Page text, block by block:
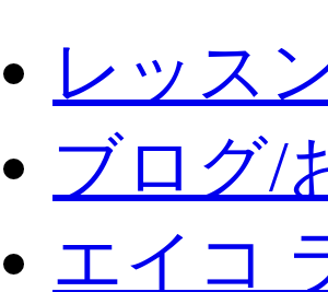
レッス
ブログ/
エイコ